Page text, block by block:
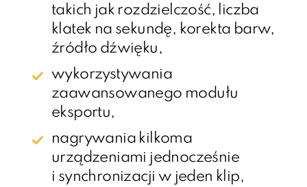
takich jak rozdzielczość, liczba
klatek na sekundę, korekta barw,
źródło dźwięku,
wykorzystywania
zaawansowanego modułu
eksportu,
nagrywania kilkoma
urządzeniami jednocześnie
i synchronizacji w jeden klip,